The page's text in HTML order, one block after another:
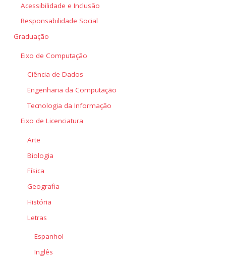
Acessibilidade e Inclusão
Responsabilidade Social
Graduação
Eixo de Computação
Ciência de Dados
Engenharia da Computação
Tecnologia da Informação
Eixo de Licenciatura
Arte
Biologia
Física
Geografia
História
Letras
Espanhol
Inglês